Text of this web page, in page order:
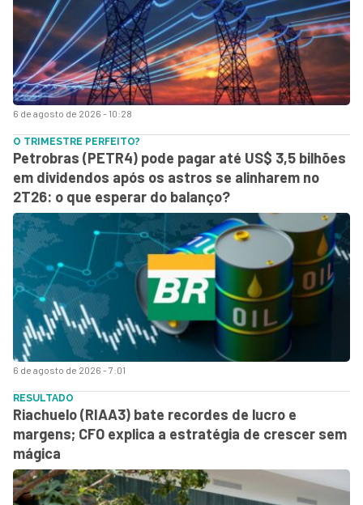
6 de agosto de 2026 - 10:28
6 de agosto de 2026 - 7:01
O TRIMESTRE PERFEITO?
Petrobras (PETR4) pode pagar até US$ 3,5 bilhões
em dividendos após os astros se alinharem no
2T26: o que esperar do balanço?
RESULTADO
Riachuelo (RIAA3) bate recordes de lucro e
margens; CFO explica a estratégia de crescer sem
mágica